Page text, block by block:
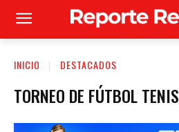
INICIO DESTACADOS
TORNEO DE FÚTBOL TENIS